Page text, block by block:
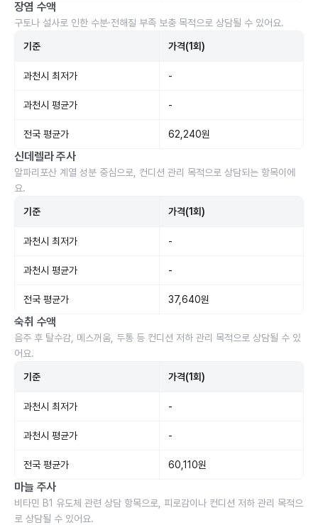
장염 수액
구토나 설사로 인한 수분·전해질 부족 보충 목적으로 상담될 수 있어요.
기준 가격(1회)
과천시 최저가 -
과천시 평균가 -
전국 평균가 62,240원
신데렐라 주사
알파리포산 계열 성분 중심으로, 컨디션 관리 목적으로 상담되는 항목이에
요.
기준 가격(1회)
과천시 최저가 -
과천시 평균가 -
전국 평균가 37,640원
숙취 수액
음주 후 탈수감, 메스꺼움, 두통 등 컨디션 저하 관리 목적으로 상담될 수 있
어요.
기준 가격(1회)
과천시 최저가 -
과천시 평균가 -
전국 평균가 60,110원
마늘 주사
비타민 B1 유도체 관련 상담 항목으로, 피로감이나 컨디션 저하 관리 목적으
로 상담될 수 있어요.